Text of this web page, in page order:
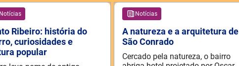
Notícias
Ribeiro: história do
curiosidades e
popular
Notícias
A natureza e a arquitetura de
São Conrado
Cercado pela natureza, o bairro